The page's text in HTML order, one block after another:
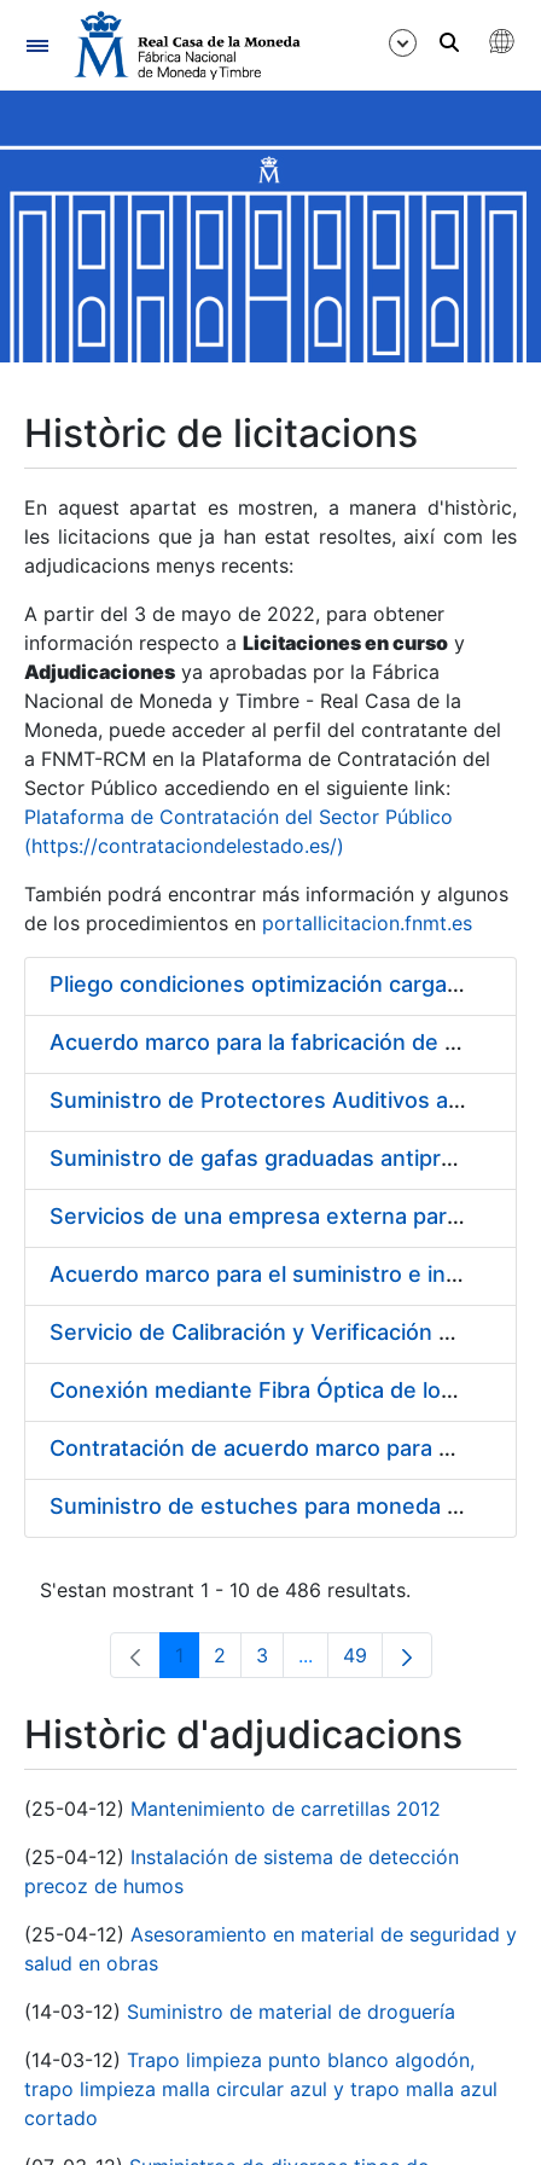
Navegació
Mostra/Amaga
Mostra/Amaga
Mostra/Amaga
Mostra/Amaga
Mostra/Amaga
Mostra/Amaga
Històric de licitacions
En aquest apartat es mostren, a manera d'històric,
les licitacions que ja han estat resoltes, així com les
adjudicacions menys recents:
A partir del 3 de mayo de 2022, para obtener
información respecto a Licitaciones en curso y
Adjudicaciones ya aprobadas por la Fábrica
Nacional de Moneda y Timbre - Real Casa de la
Moneda, puede acceder al perfil del contratante del
a FNMT-RCM en la Plataforma de Contratación del
Sector Público accediendo en el siguiente link:
Plataforma de Contratación del Sector Público
(https://contrataciondelestado.es/)
También podrá encontrar más información y algunos
de los procedimientos en portallicitacion.fnmt.es
Pliego condiciones optimización cargas compras firmado
Acuerdo marco para la fabricación de piezas
Suministro de Protectores Auditivos a medida para las personas trabajadoras de los Centros de Trabajo de Madrid y Burgos
Suministro de gafas graduadas antiproyecciones para los trabajadores de la FNMT-RCM en los centros de trabajo de Madrid y Burgos
Servicios de una empresa externa para el asesoramiento y resolución de los recursos de alzada que se presentan relacionados con procesos de selección para la FNMT-RCM
Acuerdo marco para el suministro e instalación de persianas, estores y otros complementos
Servicio de Calibración y Verificación Externa de los Equipos de Medición del Servicio de Prevención de la FNMT-RCM
Conexión mediante Fibra Óptica de los Centros de Proceso de Datos (CPDs) de las sedes de la FNMT-RCM de Burgos y Madrid
Contratación de acuerdo marco para el Suministro de Material de Electricidad para la Fábrica Nacional de Moneda y Timbre-Real Casa de la Moneda en su centro de trabajo de Burgos
Suministro de estuches para moneda de 30 €
S'estan mostrant 1 - 10 de 486 resultats.
Pàgina
1 Pàgina
2 Pàgina
3 ...Pàgines intermèdies
Pàgina
49
Històric d'adjudicacions
(25-04-12) Mantenimiento de carretillas 2012
(25-04-12) Instalación de sistema de detección
precoz de humos
(25-04-12) Asesoramiento en material de seguridad y
salud en obras
(14-03-12) Suministro de material de droguería
(14-03-12) Trapo limpieza punto blanco algodón,
trapo limpieza malla circular azul y trapo malla azul
cortado